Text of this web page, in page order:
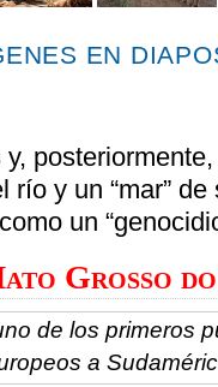
EN
río y un “mar”
un
Grosso
de los primeros
a